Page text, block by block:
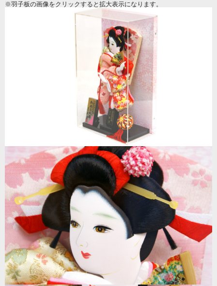
久月の羽子板 「アクリルケース飾り」です。フチのない
綺麗なパノラマ・アクリルケースに入ったお飾り。通常
の様に置いて飾ることもできますし、お洒落に壁掛けに
することもできる人気の作品。サイズもコンパクトで飾
●壁掛け可能 アクリルケース
※羽子板の画像をクリックすると拡大表示になります。